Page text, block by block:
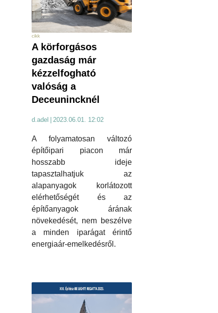
cikk
A körforgásos
gazdaság már
kézzelfogható
valóság a
Deceunincknél
d.adel 2023.06.01. 12:02
A folyamatosan változó
építőipari piacon már
hosszabb ideje
tapasztalhatjuk az
alapanyagok korlátozott
elérhetőségét és az
építőanyagok árának
növekedését, nem beszélve
a minden iparágat érintő
energiaár-emelkedésről.